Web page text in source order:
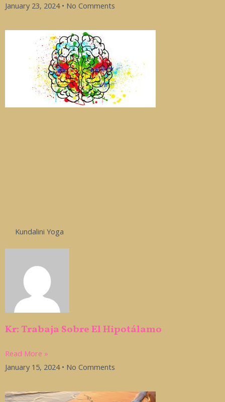
January 23, 2024 No Comments
Kundalini Yoga
Kr: Trabaja Sobre El Hipotálamo
Read More »
January 15, 2024
No Comments